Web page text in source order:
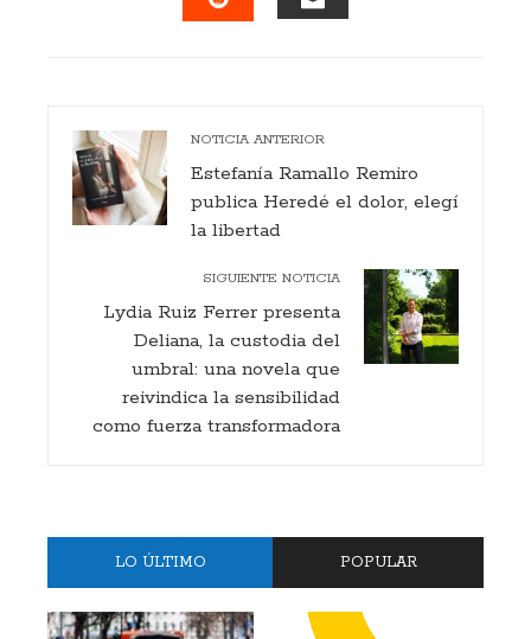
NOTICIA ANTERIOR
Estefanía Ramallo Remiro
publica Heredé el dolor, elegí
la libertad
SIGUIENTE NOTICIA
Lydia Ruiz Ferrer presenta
Deliana, la custodia del
umbral: una novela que
reivindica la sensibilidad
como fuerza transformadora
LO ÚLTIMO POPULAR